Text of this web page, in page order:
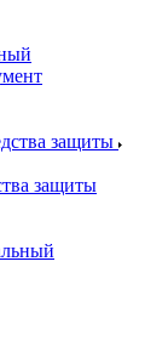
защиты
защиты